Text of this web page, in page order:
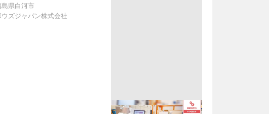
島県白河市
ウズジャパン株式会社